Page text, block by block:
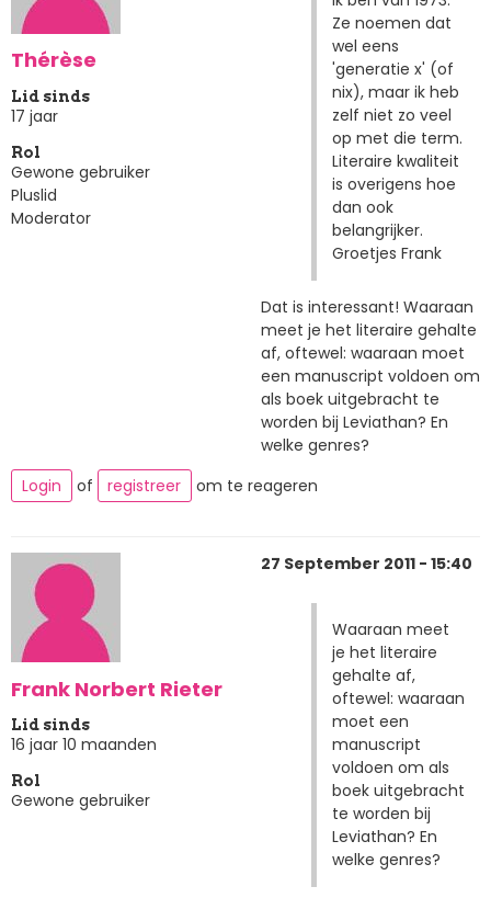
Thérèse
Lid sinds
17 jaar
Rol
Gewone gebruiker
Pluslid
Moderator
Ze noemen dat
wel eens
'generatie x' (of
nix), maar ik heb
zelf niet zo veel
op met die term.
Literaire kwaliteit
is overigens hoe
dan ook
belangrijker.
Groetjes Frank
Dat is interessant! Waaraan
meet je het literaire gehalte
af, oftewel: waaraan moet
een manuscript voldoen om
als boek uitgebracht te
worden bij Leviathan? En
welke genres?
Login
of registreer om te reageren
Frank Norbert Rieter
Lid sinds
16 jaar 10 maanden
Rol
Gewone gebruiker
27 September 2011 - 15:40
Waaraan meet
je het literaire
gehalte af,
oftewel: waaraan
moet een
manuscript
voldoen om als
boek uitgebracht
te worden bij
Leviathan? En
welke genres?